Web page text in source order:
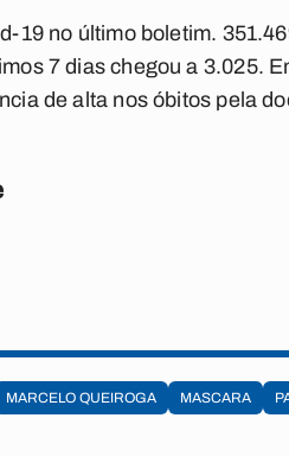
19 no último boletim.
7 dias chegou a 3.025.
de alta nos óbitos pela
MARCELO QUEIROGA MASCARA